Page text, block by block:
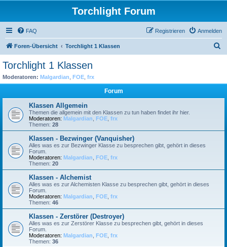
Torchlight Forum
FAQ Anmelden
Registrieren
Foren-Übersicht Torchlight 1 Klassen
Torchlight 1 Klassen
Moderatoren: Malgardian FOE frx
Forum
Klassen Allgemein
Themen die allgemein mit den Klassen zu tun haben findet ihr hier.
Moderatoren: Malgardian FOE frx
Themen: 28
Klassen - Bezwinger (Vanquisher)
Alles was es zur Bezwinger Klasse zu besprechen gibt, gehört in dieses
Forum.
Moderatoren: Malgardian FOE frx
Themen: 20
Klassen - Alchemist
Alles was es zur Alchemisten Klasse zu besprechen gibt, gehört in dieses
Forum.
Moderatoren: Malgardian FOE frx
Themen: 46
Klassen - Zerstörer (Destroyer)
Alles was es zur Zerstörer Klasse zu besprechen gibt, gehört in dieses
Forum.
Moderatoren: Malgardian FOE frx
Themen: 36